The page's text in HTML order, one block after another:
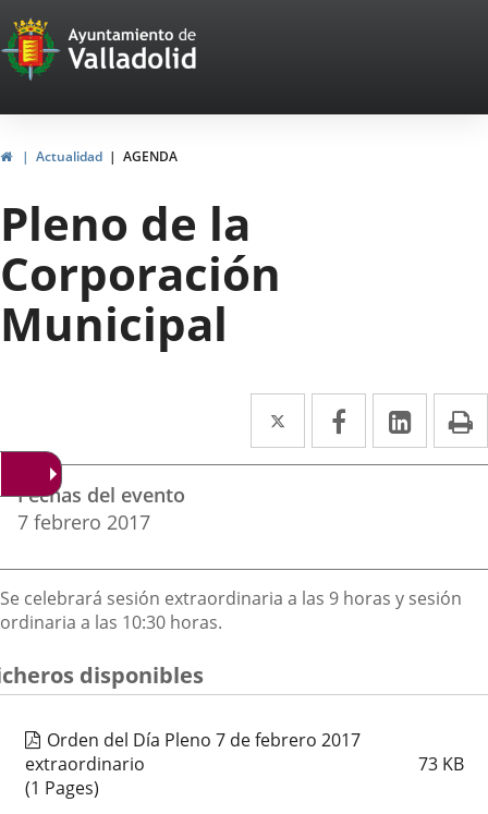
Portal
Web
del
Ayuntamiento
de
Valladolid
InicioActualidad AGENDA
Pleno de la
Corporación
Municipal
Twitter
Enlace
a
externa.
Facebook
Enlace
a
externa.
Enlace
a
Datos
del
evento
Fechas del evento
7 febrero 2017
Descripción
Se celebrará sesión extraordinaria a las 9 horas y sesión
ordinaria a las 10:30 horas.
disponibles
Orden del Día Pleno 7 de febrero 2017
extraordinario
73 KB
(1 Pages)